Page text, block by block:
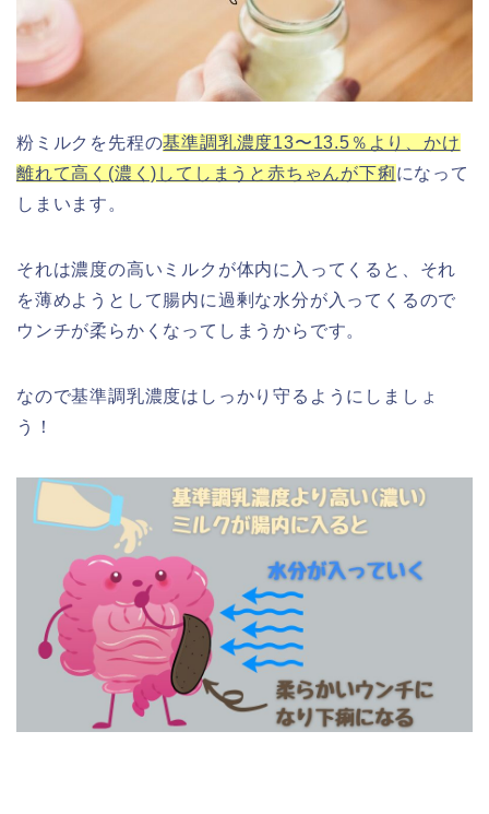
粉ミルクを先程の基準調乳濃度13〜13.5％より、かけ
離れて高く(濃く)してしまうと赤ちゃんが下痢になって
しまいます。
それは濃度の高いミルクが体内に入ってくると、それ
を薄めようとして腸内に過剰な水分が入ってくるので
ウンチが柔らかくなってしまうからです。
なので基準調乳濃度はしっかり守るようにしましょ
う！